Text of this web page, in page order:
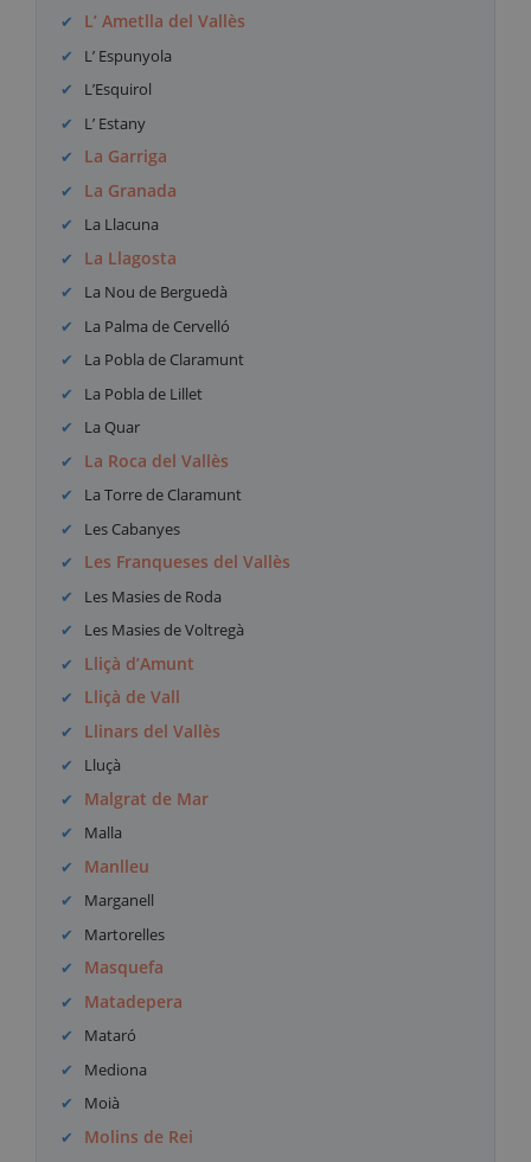
L’ Ametlla del Vallès
L’ Espunyola
L’Esquirol
L’ Estany
La Garriga
La Granada
La Llacuna
La Llagosta
La Nou de Berguedà
La Palma de Cervelló
La Pobla de Claramunt
La Pobla de Lillet
La Quar
La Roca del Vallès
La Torre de Claramunt
Les Cabanyes
Les Franqueses del Vallès
Les Masies de Roda
Les Masies de Voltregà
Lliçà d’Amunt
Lliçà de Vall
Llinars del Vallès
Lluçà
Malgrat de Mar
Malla
Manlleu
Marganell
Martorelles
Masquefa
Matadepera
Mataró
Mediona
Moià
Molins de Rei